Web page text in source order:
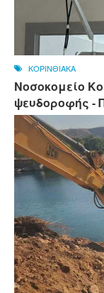
ΚΟΡΙΝΘΙΑΚΑ
Νοσοκομείο
ψευδοροφής -